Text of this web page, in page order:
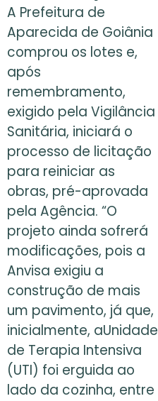
A Prefeitura de
Aparecida de Goiânia
comprou os lotes e,
após
remembramento,
exigido pela Vigilância
Sanitária, iniciará o
processo de licitação
para reiniciar as
obras, pré-aprovada
pela Agência. “O
projeto ainda sofrerá
modificações, pois a
Anvisa exigiu a
construção de mais
um pavimento, já que,
inicialmente, aUnidade
de Terapia Intensiva
(UTI) foi erguida ao
lado da cozinha, entre